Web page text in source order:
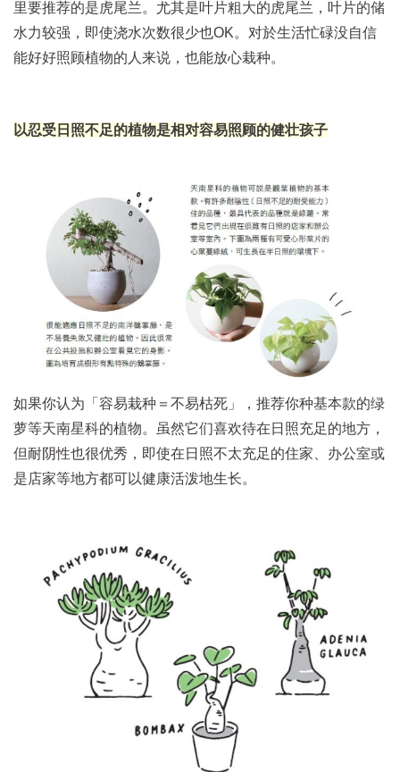
里要推荐的是虎尾兰。尤其是叶片粗大的虎尾兰，叶片的储
水力较强，即使浇水次数很少也OK。对於生活忙碌没自信
能好好照顾植物的人来说，也能放心栽种。
以忍受日照不足的植物是相对容易照顾的健壮孩子
如果你认为「容易栽种＝不易枯死」，推荐你种基本款的绿
萝等天南星科的植物。虽然它们喜欢待在日照充足的地方，
但耐阴性也很优秀，即使在日照不太充足的住家、办公室或
是店家等地方都可以健康活泼地生长。